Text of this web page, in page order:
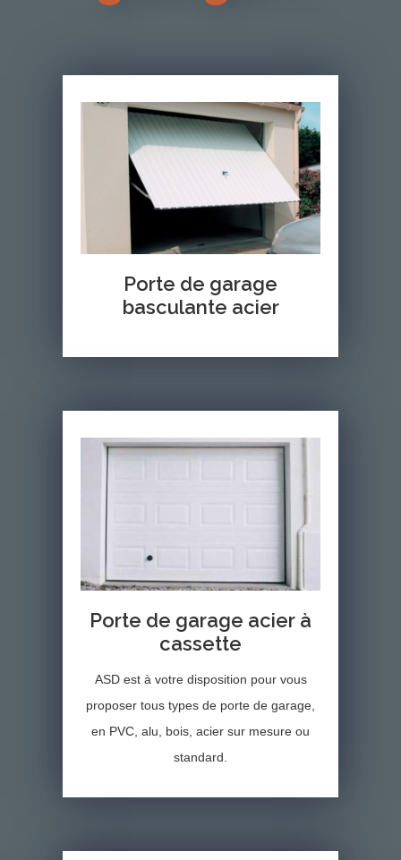
Porte de garage
basculante acier
Porte de garage acier à
cassette
ASD est à votre disposition pour vous
proposer tous types de porte de garage,
en PVC, alu, bois, acier sur mesure ou
standard.